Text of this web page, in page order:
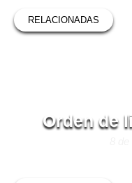
RELACIONADAS
Orden de